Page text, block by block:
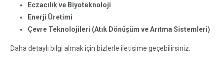
Eczacılık ve Biyoteknoloji
Enerji Üretimi
Çevre Teknolojileri (Atık Dönüşüm ve Arıtma Sistemleri)
Daha detaylı bilgi almak için bizlerle iletişime geçebilirsiniz.